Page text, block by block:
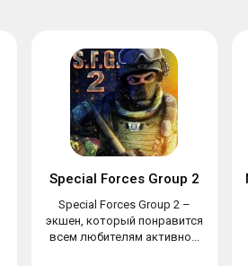
Special Forces Group 2
Special Forces Group 2 –
экшен, который понравится
всем любителям активно...